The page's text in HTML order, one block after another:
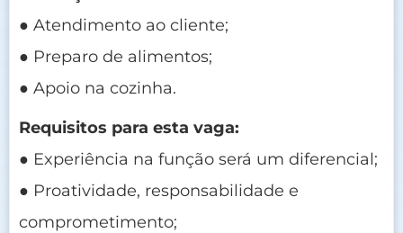
● Atendimento ao cliente;
● Preparo de alimentos;
● Apoio na cozinha.
Requisitos para esta vaga:
● Experiência na função será um diferencial;
● Proatividade, responsabilidade e
comprometimento;